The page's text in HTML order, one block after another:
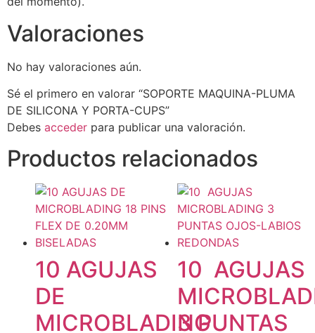
Valoraciones
No hay valoraciones aún.
Sé el primero en valorar “SOPORTE MAQUINA-PLUMA
DE SILICONA Y PORTA-CUPS”
Debes acceder para publicar una valoración.
Productos relacionados
10 AGUJAS
DE
MICROBLADING
10 AGUJAS
3 PUNTAS